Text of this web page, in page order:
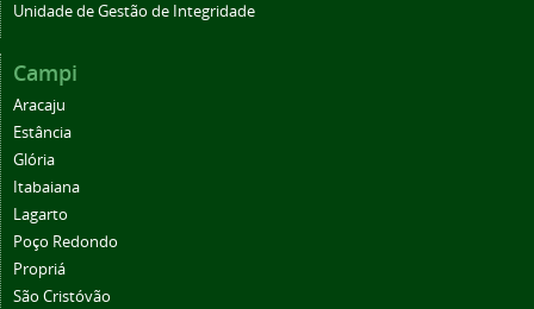
Unidade de Gestão de Integridade
Campi
Aracaju
Estância
Glória
Itabaiana
Lagarto
Poço Redondo
Propriá
São Cristóvão